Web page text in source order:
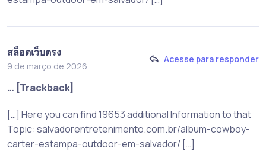
สล็อตเว็บตรง
9 de março de 2026
Acesse para responder
… [Trackback]
[…] Here you can find 19653 additional Information to that
Topic: salvadorentretenimento.com.br/album-cowboy-
carter-estampa-outdoor-em-salvador/ […]